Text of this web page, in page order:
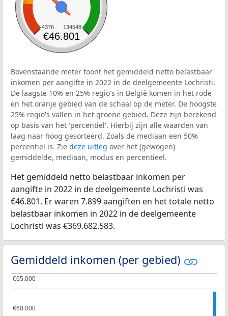
4376 134548
€46.801
Bovenstaande meter toont het gemiddeld netto belastbaar
inkomen per aangifte in 2022 in de deelgemeente Lochristi.
De laagste 10% en 25% regio's in België komen in het rode
en het oranje gebied van de schaal op de meter. De hoogste
25% regio's vallen in het groene gebied. Deze zijn berekend
op basis van het 'percentiel'. Hierbij zijn alle waarden van
laag naar hoog gesorteerd. Zoals de mediaan een 50%
percentiel is. Zie deze uitleg over het (gewogen)
gemiddelde, mediaan, modus en percentieel.
Het gemiddeld netto belastbaar inkomen per
aangifte in 2022 in de deelgemeente Lochristi was
€46.801. Er waren 7.899 aangiften en het totale netto
belastbaar inkomen in 2022 in de deelgemeente
Lochristi was €369.682.583.
Gemiddeld inkomen (per gebied)
€60.000
€60.000
€65.000
€65.000